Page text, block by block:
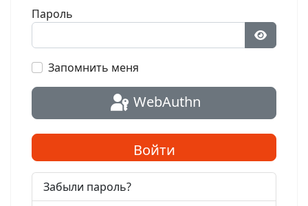
Пароль
Запомнить меня
WebAuthn
Войти
Забыли пароль?